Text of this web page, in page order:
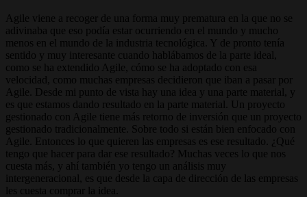
Agile viene a recoger de una forma muy prematura en la que no se
adivinaba que eso podía estar ocurriendo en el mundo y mucho
menos en el mundo de la industria tecnológica. Y de pronto tenía
sentido y muy interesante cuando hablábamos de la parte ideal,
como se ha extendido Agile, cómo se ha adoptado con esa
velocidad, como muchas empresas decidieron que iban a pasar por
Agile. Desde mi punto de vista hay una idea y una parte material, y
es que estamos dando resultado en la parte material. Un proyecto
gestionado con Agile tiene más retorno de inversión que un proyecto
gestionado tradicionalmente. Sobre todo si están bien enfocado con
Agile. Entonces lo que quieren las empresas es ese resultado. ¿Qué
tengo que hacer para dar ese resultado? Muchas veces lo que nos
cuesta más, y ahí también yo tengo un análisis muy
intergeneracional, es que desde la capa de dirección de las empresas
les cuesta comprar la idea.